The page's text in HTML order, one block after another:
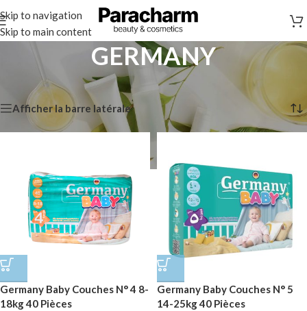
Skip to navigation
Skip to main content
GERMANY
Marques /GERMANY
Afficher la barre latérale
Germany Baby Couches N° 4 8-
18kg 40 Pièces
Germany Baby Couches N° 5
14-25kg 40 Pièces